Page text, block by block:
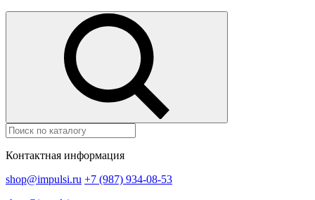
Контактная информация
shop@impulsi.ru +7 (987) 934-08-53